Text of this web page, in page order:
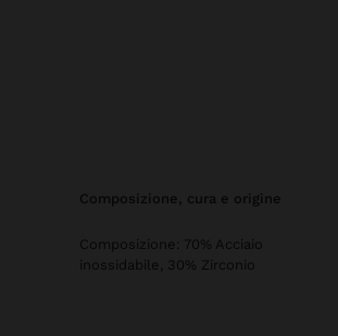
composizione, cura e origine
Composizione: 70% Acciaio
inossidabile, 30% Zirconio